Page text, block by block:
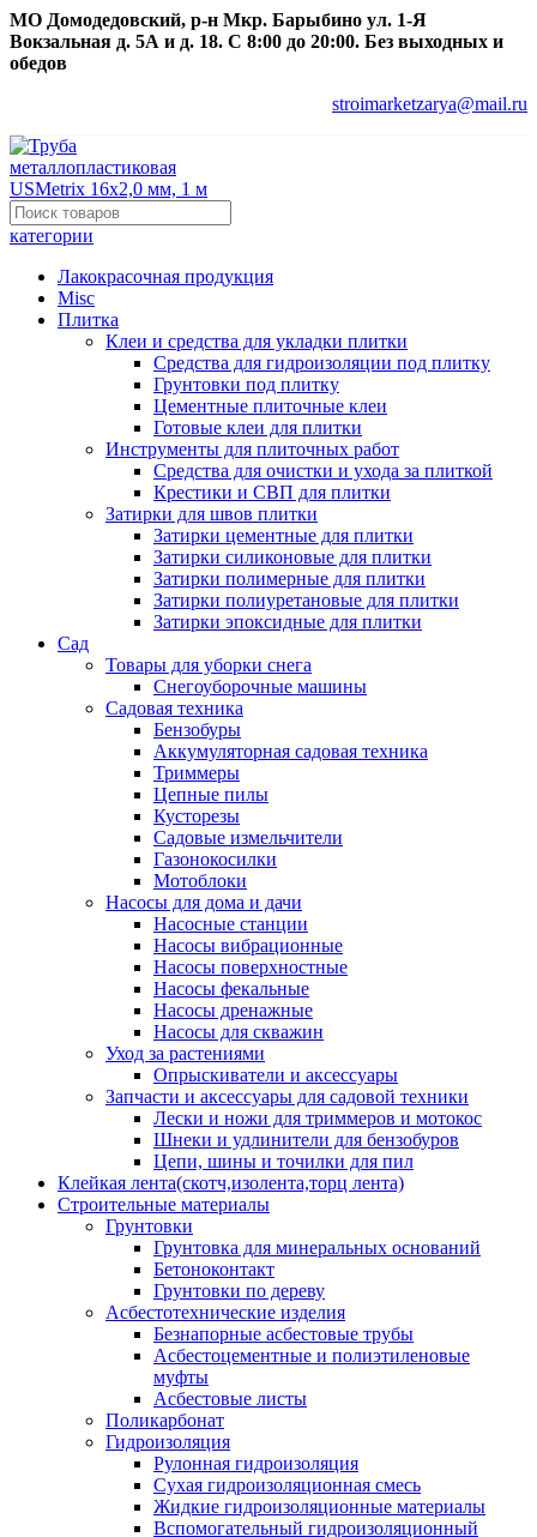
МО Домодедовский, р-н Мкр. Барыбино ул. 1-Я
Вокзальная д. 5А и д. 18. С 8:00 до 20:00. Без выходных и
обедов
stroimarketzarya@mail.ru
категории
Лакокрасочная продукция
Misc
Плитка
Клеи и средства для укладки плитки
Средства для гидроизоляции под плитку
Грунтовки под плитку
Цементные плиточные клеи
Готовые клеи для плитки
Инструменты для плиточных работ
Средства для очистки и ухода за плиткой
Крестики и СВП для плитки
Затирки для швов плитки
Затирки цементные для плитки
Затирки силиконовые для плитки
Затирки полимерные для плитки
Затирки полиуретановые для плитки
Затирки эпоксидные для плитки
Сад
Товары для уборки снега
Снегоуборочные машины
Садовая техника
Бензобуры
Аккумуляторная садовая техника
Триммеры
Цепные пилы
Кусторезы
Садовые измельчители
Газонокосилки
Мотоблоки
Насосы для дома и дачи
Насосные станции
Насосы вибрационные
Насосы поверхностные
Насосы фекальные
Насосы дренажные
Насосы для скважин
Уход за растениями
Опрыскиватели и аксессуары
Запчасти и аксессуары для садовой техники
Лески и ножи для триммеров и мотокос
Шнеки и удлинители для бензобуров
Цепи, шины и точилки для пил
Клейкая лента(скотч,изолента,торц лента)
Строительные материалы
Грунтовки
Грунтовка для минеральных оснований
Бетоноконтакт
Грунтовки по дереву
Асбестотехнические изделия
Безнапорные асбестовые трубы
Асбестоцементные и полиэтиленовые
муфты
Асбестовые листы
Поликарбонат
Гидроизоляция
Рулонная гидроизоляция
Сухая гидроизоляционная смесь
Жидкие гидроизоляционные материалы
Вспомогательный гидроизоляционный